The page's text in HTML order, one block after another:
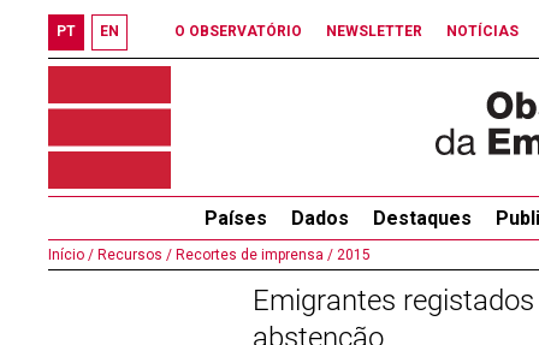
PT EN O OBSERVATÓRIO NEWSLETTER NOTÍCIAS
Países Dados Destaques
Início / Recursos / Recortes de imprensa / 2015
Emigrantes
abstenção